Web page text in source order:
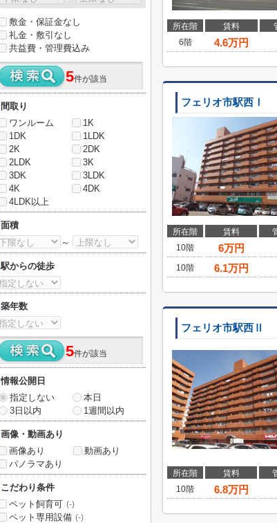
所在階 賃料
6階
4.6万円
フェリオ市駅西Ⅰ
所在階 賃料
10階
6万円
10階
6.1万円
フェリオ市駅西Ⅱ
所在階 賃料
10階
6.8万円
敷金・保証金なし
礼金・敷引なし
共益費・管理費込み
5件が該当
間取り
ワンルーム
1K
1DK
1LDK
2K
2DK
2LDK
3K
3DK
3LDK
4K
4DK
4LDK以上
面積
～
駅からの徒歩
築年数
5件が該当
情報公開日
指定しない
本日
3日以内
1週間以内
画像・動画あり
画像あり
動画あり
パノラマあり
こだわり条件
ペット飼育可 (-)
ペット専用設備 (-)